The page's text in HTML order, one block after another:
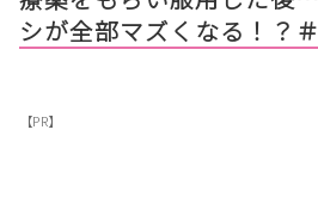
シが全部マズくなる！？
【PR】